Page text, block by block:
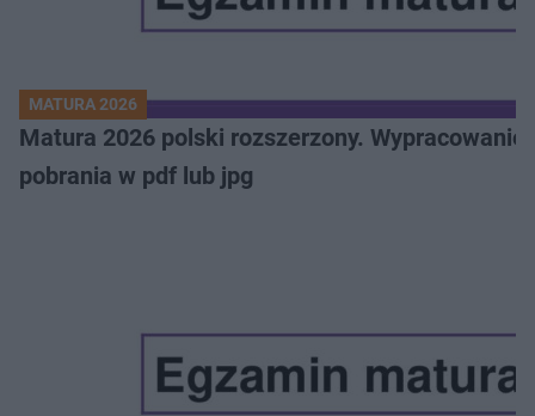
MATURA 2026
Matura 2026 polski rozszerzony.
pobrania w pdf lub jpg